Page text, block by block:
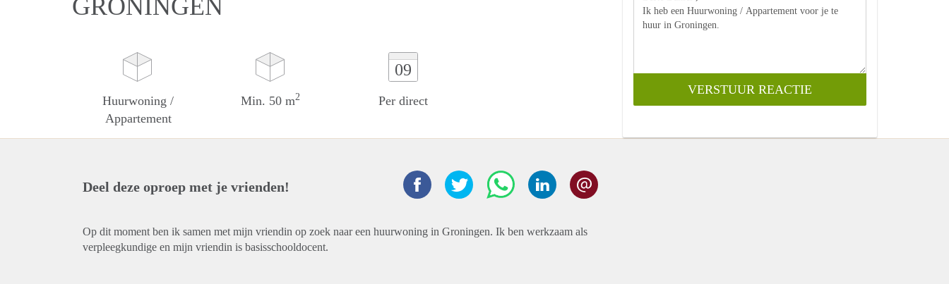
GRONINGEN
Huurwoning /
Appartement
Min. 50 m2
09
Per direct
Deel deze oproep met je vrienden!
Op dit moment ben ik samen met mijn vriendin op zoek naar een huurwoning in Groningen. Ik ben werkzaam als
verpleegkundige en mijn vriendin is basisschooldocent.